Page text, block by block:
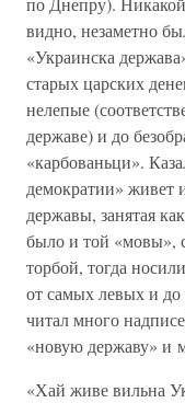
видно, незаметно
«Украинска
старых царских
нелепые
державе) и до
«карбованьци».
демократии» живет
державы, занятая
было и той «мовы»,
торбой, тогда
от самых левых и
читал много
«новую державу» и
«Хай живе вильна